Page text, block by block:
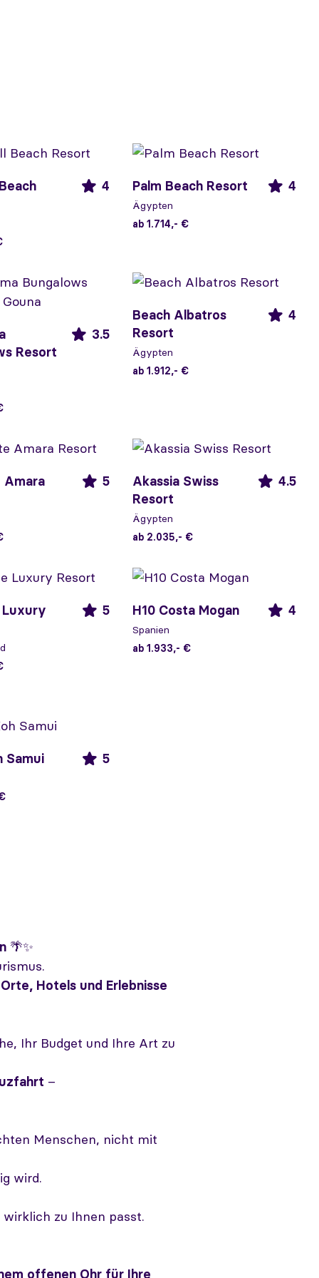
4 Palm Beach Resort 4
Ägypten
ab 1.714,- €
Resort
3.5
Beach Albatros
Resort
4
Ägypten
ab 1.912,- €
Amara 5
Akassia Swiss
Resort
4.5
Ägypten
ab 2.035,- €
5 H10 Costa Mogan 4
Spanien
ab 1.933,- €
Samui 5
🌴✨
Hotels und Erlebnisse
Ihr Budget und Ihre Art zu
–
Menschen, nicht mit
wird.
zu Ihnen passt.
offenen Ohr für Ihre